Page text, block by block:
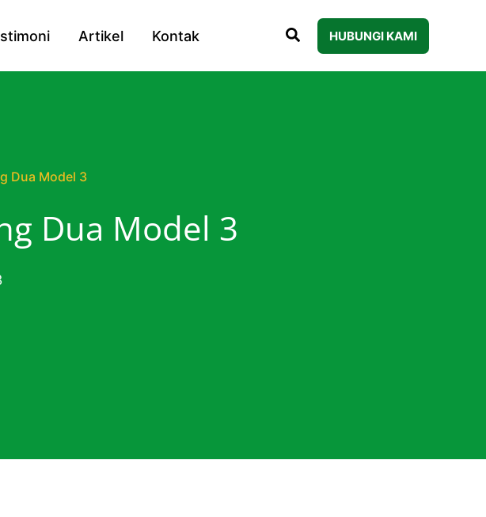
Artikel Kontak HUBUNGI KAMI
Dua Model 3
Dua Model 3